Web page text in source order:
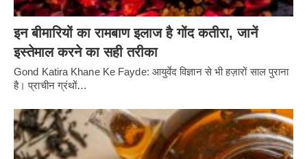
इन बीमारियों का रामबाण इलाज है गोंद कतीरा, जानें
इस्तेमाल करने का सही तरीका
Gond Katira Khane Ke Fayde: आयुर्वेद विज्ञान से भी हज़ारों साल पुराना
है। प्राचीन ग्रंथों…